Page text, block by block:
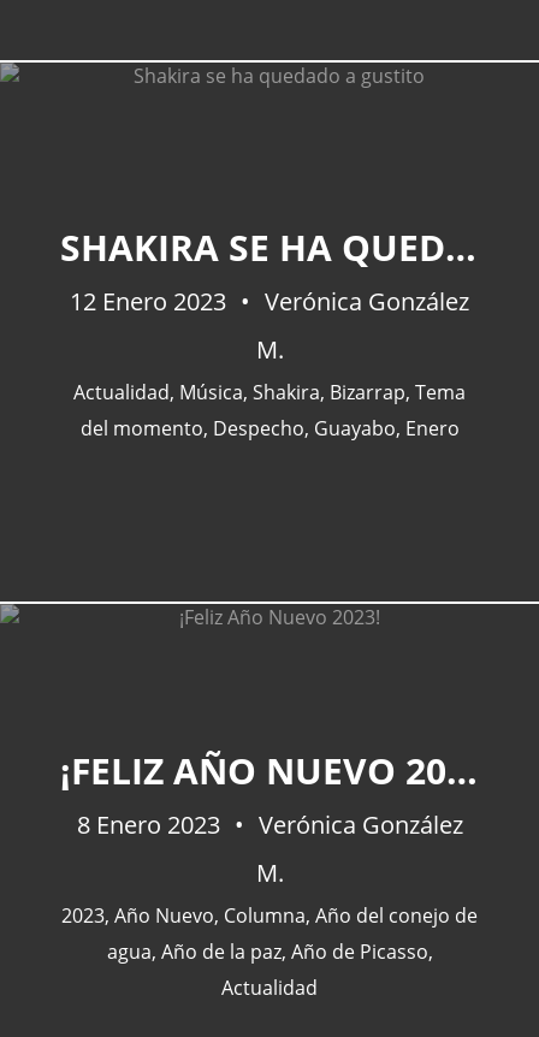
SHAKIRA SE HA QUEDADO A GUSTITO
12 Enero 2023
Verónica González
M.
Actualidad, Música, Shakira, Bizarrap, Tema
del momento, Despecho, Guayabo, Enero
¡FELIZ AÑO NUEVO 2023!
8 Enero 2023
Verónica González
M.
2023, Año Nuevo, Columna, Año del conejo de
agua, Año de la paz, Año de Picasso,
Actualidad